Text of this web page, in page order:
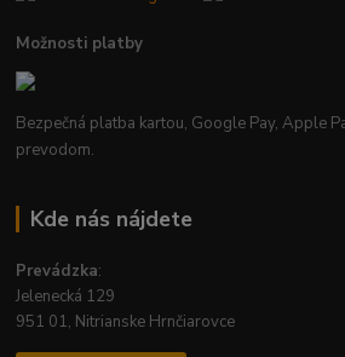
Možnosti platby
Bezpečná platba kartou, Google Pay, Apple
prevodom.
Kde nás nájdete
Prevádzka:
Jelenecká 129
951 01, Nitrianske Hrnčiarovce